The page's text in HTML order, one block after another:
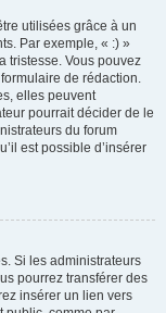
utilisées grâce à un
Par exemple, « :) »
tristesse. Vous pouvez
de rédaction.
elles peuvent
pourrait décider de le
du forum
est possible d’insérer
Si les administrateurs
pourrez transférer des
insérer un lien vers